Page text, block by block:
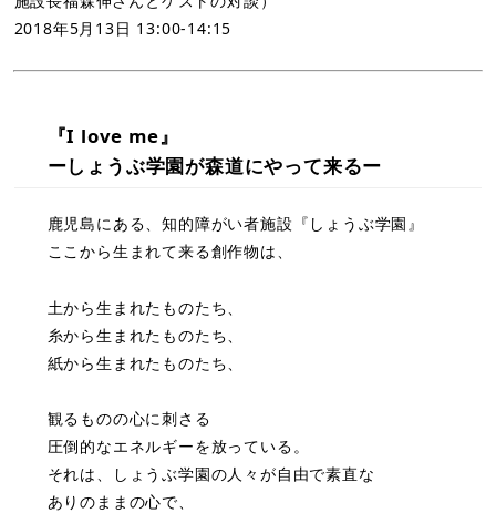
2018年5月13日 13:00-14:15
『I love me』
ーしょうぶ学園が森道にやって来るー
鹿児島にある、知的障がい者施設『しょうぶ学園』
ここから生まれて来る創作物は、
土から生まれたものたち、
糸から生まれたものたち、
紙から生まれたものたち、
観るものの心に刺さる
圧倒的なエネルギーを放っている。
それは、しょうぶ学園の人々が自由で素直な
ありのままの心で、